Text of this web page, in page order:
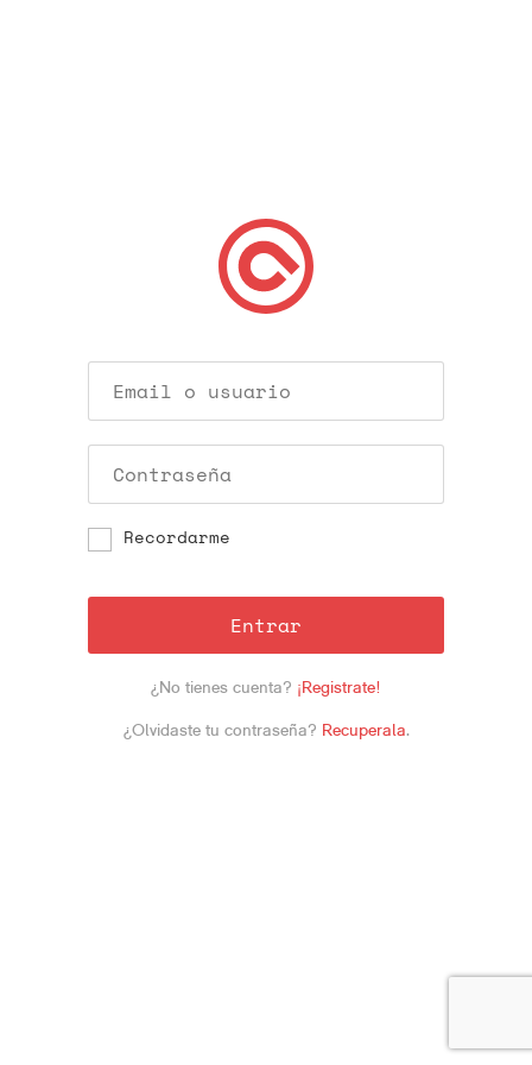
Recordarme
Entrar
¿No tienes cuenta? ¡Registrate!
¿Olvidaste tu contraseña? Recuperala.